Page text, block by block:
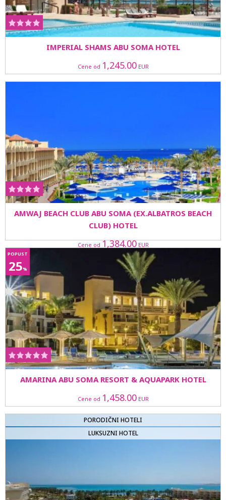
IMPERIAL SHAMS ABU SOMA HOTEL
Cene od 1,245.00EUR
AMWAJ BEACH CLUB ABU SOMA (EX.ALBATROS BEACH
CLUB) HOTEL
Cene od 1,384.00EUR
POPUST
25%
AMARINA ABU SOMA RESORT & AQUAPARK HOTEL
Cene od 1,458.00EUR
PORODIČNI HOTELI
LUKSUZNI HOTEL